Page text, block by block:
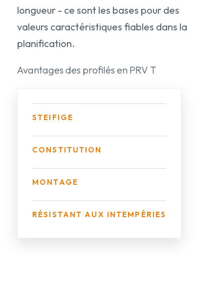
longueur - ce sont les bases pour des
valeurs caractéristiques fiables dans la
planification.
Avantages des profilés en PRV T
STEIFIGE
CONSTITUTION
MONTAGE
RÉSISTANT AUX INTEMPÉRIES